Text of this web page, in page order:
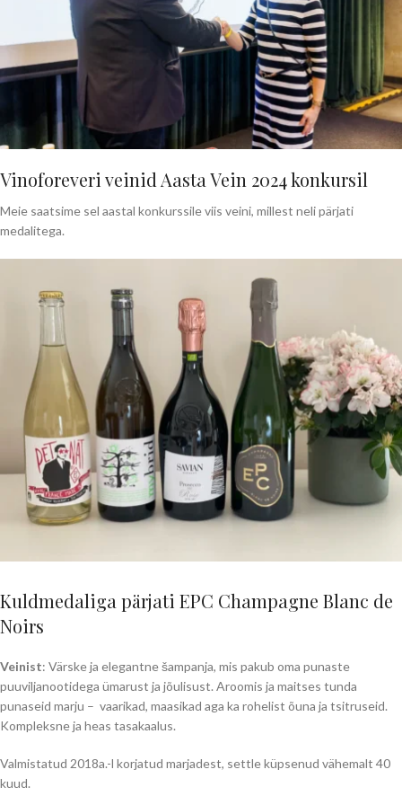
Vinoforeveri veinid Aasta Vein 2024 konkursil
Meie saatsime sel aastal konkurssile viis veini, millest neli pärjati
medalitega.
Kuldmedaliga pärjati EPC Champagne Blanc de
Noirs
Veinist: Värske ja elegantne šampanja, mis pakub oma punaste
puuviljanootidega ümarust ja jõulisust. Aroomis ja maitses tunda
punaseid marju – vaarikad, maasikad aga ka rohelist õuna ja tsitruseid.
Kompleksne ja heas tasakaalus.
Valmistatud 2018a.-l korjatud marjadest, settle küpsenud vähemalt 40
kuud.